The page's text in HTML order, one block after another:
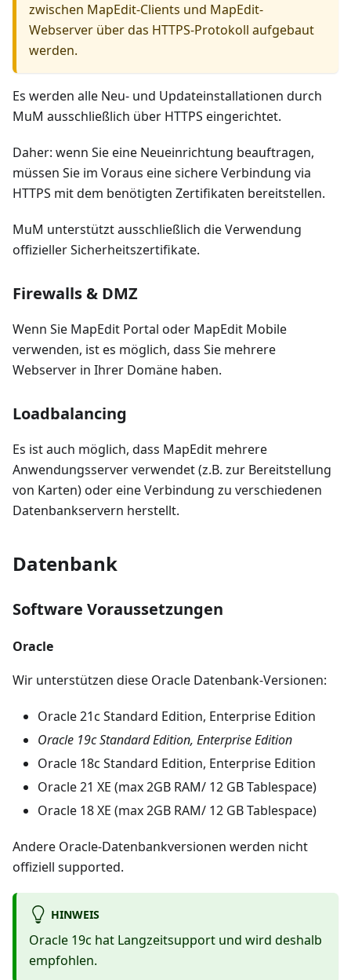
zwischen MapEdit-Clients und MapEdit-
Webserver über das HTTPS-Protokoll aufgebaut
werden.
Es werden alle Neu- und Updateinstallationen durch
MuM ausschließlich über HTTPS eingerichtet.
Daher: wenn Sie eine Neueinrichtung beauftragen,
müssen Sie im Voraus eine sichere Verbindung via
HTTPS mit dem benötigten Zertifikaten bereitstellen.
MuM unterstützt ausschließlich die Verwendung
offizieller Sicherheitszertifikate.
Firewalls & DMZ
Wenn Sie MapEdit Portal oder MapEdit Mobile
verwenden, ist es möglich, dass Sie mehrere
Webserver in Ihrer Domäne haben.
Loadbalancing
Es ist auch möglich, dass MapEdit mehrere
Anwendungsserver verwendet (z.B. zur Bereitstellung
von Karten) oder eine Verbindung zu verschiedenen
Datenbankservern herstellt.
Datenbank
Software Voraussetzungen
Oracle
Wir unterstützen diese Oracle Datenbank-Versionen:
Oracle 21c Standard Edition, Enterprise Edition
Oracle 19c Standard Edition, Enterprise Edition
Oracle 18c Standard Edition, Enterprise Edition
Oracle 21 XE (max 2GB RAM/ 12 GB Tablespace)
Oracle 18 XE (max 2GB RAM/ 12 GB Tablespace)
Andere Oracle-Datenbankversionen werden nicht
offiziell supported.
HINWEIS
Oracle 19c hat Langzeitsupport und wird deshalb
empfohlen.